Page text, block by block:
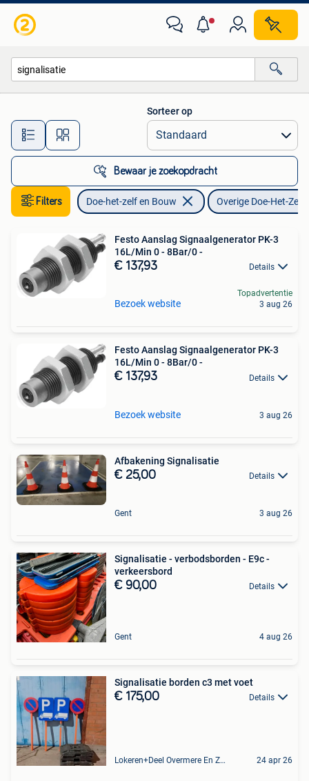
Alle afstanden…
Sorteer op
Bewaar je zoekopdracht
Filters Doe-het-zelf en Bouw Overige Doe-Het-Zelf
Festo Aanslag Signaalgenerator PK-3
16L/Min 0 - 8Bar/0 -
€ 137,93 Details
Bezoek website
Topadvertentie
3 aug 26
Festo Aanslag Signaalgenerator PK-3
16L/Min 0 - 8Bar/0 -
€ 137,93 Details
Bezoek website 3 aug 26
Afbakening Signalisatie
€ 25,00 Details
Gent 3 aug 26
Signalisatie - verbodsborden - E9c -
verkeersbord
€ 90,00 Details
Gent 4 aug 26
Signalisatie borden c3 met voet
€ 175,00 Details
Lokeren+Deel Overmere En Zele 24 apr 26